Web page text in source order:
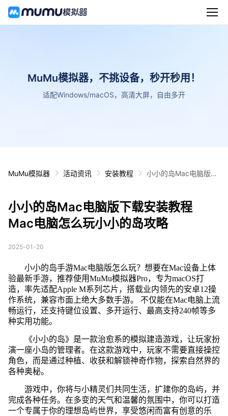
MuMu模拟器，不挑设备，秒开秒用！
适配Windows/macOS，高清大屏，自由多开
MuMu模拟器 活动资讯 安装教程
小小的岛Mac电脑版下
小小的岛Mac电脑版下载安装教程
Mac电脑怎么玩小小的岛攻略
2025-01-20
小小的岛手游Mac电脑版怎么玩？想要在Mac设备上体
验最新手游，推荐使用MuMu模拟器Pro，专为macOS打
造，率先适配Apple M系列芯片，搭载业内领先的安卓12操
作系统，兼容市面上绝大多数手游。 不仅能在Mac电脑上流
畅运行，还支持键位设置、多开运行、最高支持240帧等多
种实用功能。
《小小的岛》是一款治愈系的模拟建造游戏，让玩家扮
演一座小岛的管理者。在这款游戏中，玩家不需要直接操控
角色，而是通过种植、收获和解锁神奇作物，探索自然界的
各种奥秘。
游戏中，你将与小精灵们共同生活，扩建你的岛屿，并
完成各种任务。在多变的天气和温馨的氛围中，你可以打造
一个专属于你的理想岛屿世界，享受悠闲而富有创意的乐